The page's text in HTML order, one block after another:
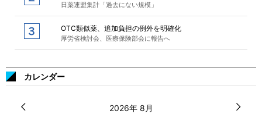
日薬連盟集計「過去にない規模」
OTC類似薬、追加負担の例外を明確化
厚労省検討会、医療保険部会に報告へ
カレンダー
2026年 8月